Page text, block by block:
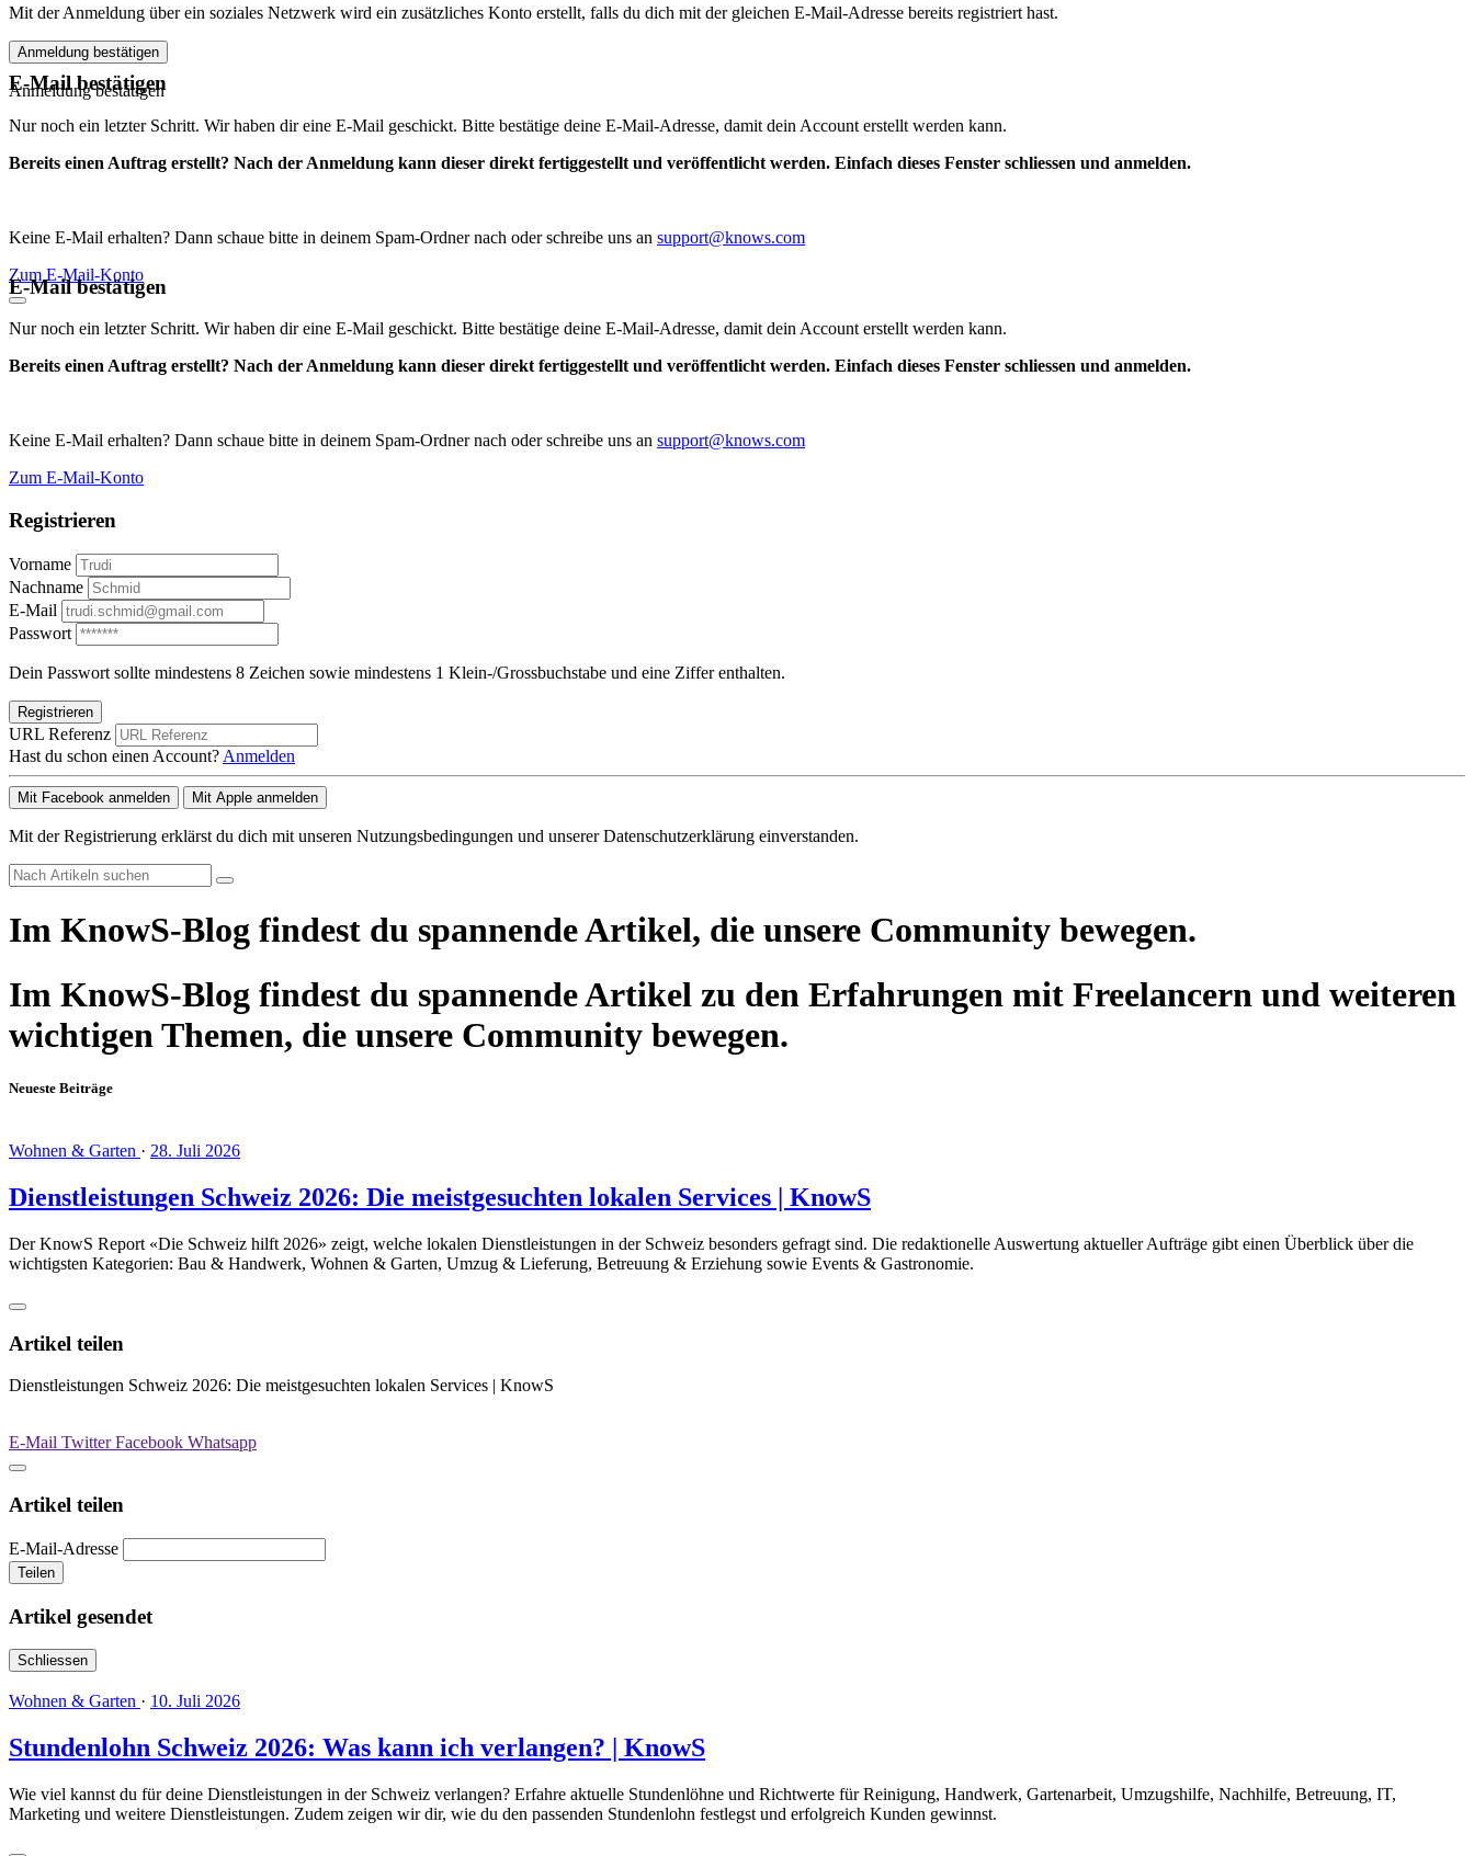
Mit der Anmeldung über ein soziales Netzwerk wird ein zusätzliches Konto erstellt, falls du dich mit der gleichen E-Mail-Adresse bereits registriert hast.
Anmeldung bestätigen
Anmeldung bestätigen
E-Mail bestätigen
Nur noch ein letzter Schritt. Wir haben dir eine E-Mail geschickt. Bitte bestätige deine E-Mail-Adresse, damit dein Account erstellt werden kann.
Bereits einen Auftrag erstellt? Nach der Anmeldung kann dieser direkt fertiggestellt und veröffentlicht werden. Einfach dieses Fenster schliessen und anmelden.
Keine E-Mail erhalten? Dann schaue bitte in deinem Spam-Ordner nach oder schreibe uns an support@knows.com
Zum E-Mail-Konto
E-Mail bestätigen
Nur noch ein letzter Schritt. Wir haben dir eine E-Mail geschickt. Bitte bestätige deine E-Mail-Adresse, damit dein Account erstellt werden kann.
Bereits einen Auftrag erstellt? Nach der Anmeldung kann dieser direkt fertiggestellt und veröffentlicht werden. Einfach dieses Fenster schliessen und anmelden.
Keine E-Mail erhalten? Dann schaue bitte in deinem Spam-Ordner nach oder schreibe uns an support@knows.com
Zum E-Mail-Konto
Registrieren
Vorname
Nachname
E-Mail
Passwort
Dein Passwort sollte mindestens 8 Zeichen sowie mindestens 1 Klein-/Grossbuchstabe und eine Ziffer enthalten.
Registrieren
URL Referenz
Hast du schon einen Account? Anmelden
Mit Facebook anmelden Mit Apple anmelden
Mit der Registrierung erklärst du dich mit unseren Nutzungsbedingungen und unserer Datenschutzerklärung einverstanden.
Im KnowS-Blog findest du spannende Artikel, die unsere Community bewegen.
Im KnowS-Blog findest du spannende Artikel zu den Erfahrungen mit Freelancern und weiteren
wichtigen Themen, die unsere Community bewegen.
Neueste Beiträge
Wohnen & Garten · 28. Juli 2026
Dienstleistungen Schweiz 2026: Die meistgesuchten lokalen Services | KnowS
Der KnowS Report «Die Schweiz hilft 2026» zeigt, welche lokalen Dienstleistungen in der Schweiz besonders gefragt sind. Die redaktionelle Auswertung aktueller Aufträge gibt einen Überblick über die
wichtigsten Kategorien: Bau & Handwerk, Wohnen & Garten, Umzug & Lieferung, Betreuung & Erziehung sowie Events & Gastronomie.
Artikel teilen
Dienstleistungen Schweiz 2026: Die meistgesuchten lokalen Services | KnowS
E-Mail TwitterFacebook Whatsapp
Artikel teilen
E-Mail-Adresse
Teilen
Artikel gesendet
Schliessen
Wohnen & Garten · 10. Juli 2026
Stundenlohn Schweiz 2026: Was kann ich verlangen? | KnowS
Wie viel kannst du für deine Dienstleistungen in der Schweiz verlangen? Erfahre aktuelle Stundenlöhne und Richtwerte für Reinigung, Handwerk, Gartenarbeit, Umzugshilfe, Nachhilfe, Betreuung, IT,
Marketing und weitere Dienstleistungen. Zudem zeigen wir dir, wie du den passenden Stundenlohn festlegst und erfolgreich Kunden gewinnst.